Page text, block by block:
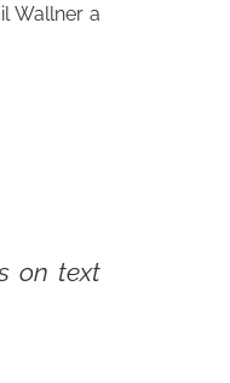
Wallner a
on text